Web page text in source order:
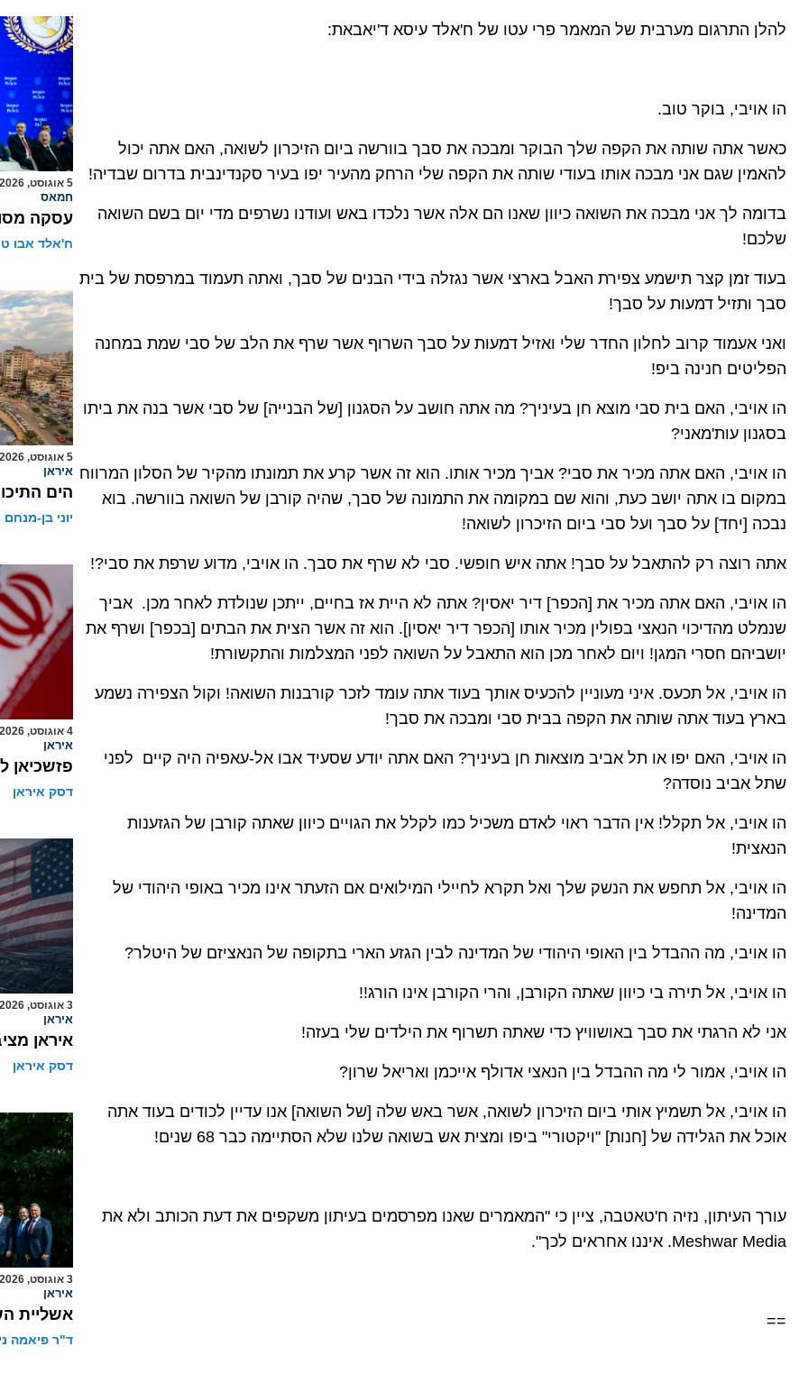
להלן התרגום מערבית של המאמר פרי עטו של ח'אלד עיסא ד'יאבאת:
הו אויבי, בוקר טוב.
כאשר אתה שותה את הקפה שלך הבוקר ומבכה את סבך בוורשה ביום הזיכרון לשואה, האם אתה יכול
להאמין שגם אני מבכה אותו בעודי שותה את הקפה שלי הרחק מהעיר יפו בעיר סקנדינבית בדרום שבדיה!
בדומה לך אני מבכה את השואה כיוון שאנו הם אלה אשר נלכדו באש ועודנו נשרפים מדי יום בשם השואה
שלכם!
בעוד זמן קצר תישמע צפירת האבל בארצי אשר נגזלה בידי הבנים של סבך, ואתה תעמוד במרפסת של בית
סבך ותזיל דמעות על סבך!
ואני אעמוד קרוב לחלון החדר שלי ואזיל דמעות על סבך השרוף אשר שרף את הלב של סבי שמת במחנה
הפליטים חנינה ביפ!
הו אויבי, האם בית סבי מוצא חן בעיניך? מה אתה חושב על הסגנון [של הבנייה] של סבי אשר בנה את ביתו
בסגנון עות'מאני?
הו אויבי, האם אתה מכיר את סבי? אביך מכיר אותו. הוא זה אשר קרע את תמונתו מהקיר של הסלון המרווח
במקום בו אתה יושב כעת, והוא שם במקומה את התמונה של סבך, שהיה קורבן של השואה בוורשה. בוא
נבכה [יחד] על סבך ועל סבי ביום הזיכרון לשואה!
אתה רוצה רק להתאבל על סבך! אתה איש חופשי. סבי לא שרף את סבך. הו אויבי, מדוע שרפת את סבי?!
הו אויבי, האם אתה מכיר את [הכפר] דיר יאסין? אתה לא היית אז בחיים, ייתכן שנולדת לאחר מכן. אביך
שנמלט מהדיכוי הנאצי בפולין מכיר אותו [הכפר דיר יאסין]. הוא זה אשר הצית את הבתים [בכפר] ושרף את
יושביהם חסרי המגן! ויום לאחר מכן הוא התאבל על השואה לפני המצלמות והתקשורת!
הו אויבי, אל תכעס. איני מעוניין להכעיס אותך בעוד אתה עומד לזכר קורבנות השואה! וקול הצפירה נשמע
בארץ בעוד אתה שותה את הקפה בבית סבי ומבכה את סבך!
הו אויבי, האם יפו או תל אביב מוצאות חן בעיניך? האם אתה יודע שסעיד אבו אל-עאפיה היה קיים לפני
שתל אביב נוסדה?
הו אויבי, אל תקלל! אין הדבר ראוי לאדם משכיל כמו לקלל את הגויים כיוון שאתה קורבן של הגזענות
הנאצית!
הו אויבי, אל תחפש את הנשק שלך ואל תקרא לחיילי המילואים אם הזעתר אינו מכיר באופי היהודי של
המדינה!
הו אויבי, מה ההבדל בין האופי היהודי של המדינה לבין הגזע הארי בתקופה של הנאציזם של היטלר?
הו אויבי, אל תירה בי כיוון שאתה הקורבן, והרי הקורבן אינו הורג!!
אני לא הרגתי את סבך באושוויץ כדי שאתה תשרוף את הילדים שלי בעזה!
הו אויבי, אמור לי מה ההבדל בין הנאצי אדולף אייכמן ואריאל שרון?
הו אויבי, אל תשמיץ אותי ביום הזיכרון לשואה, אשר באש שלה [של השואה] אנו עדיין לכודים בעוד אתה
אוכל את הגלידה של [חנות] "ויקטורי" ביפו ומצית אש בשואה שלנו שלא הסתיימה כבר 68 שנים!
עורך העיתון, נזיה ח'טאטבה, ציין כי "המאמרים שאנו מפרסמים בעיתון משקפים את דעת הכותב ולא את
Meshwar Media. איננו אחראים לכך".
==
5 אוגוסט, 2026
חמאס
עסקה
ח'אלד אבו
5 אוגוסט, 2026
איראן
הים
יוני בן-מנחם
4 אוגוסט, 2026
איראן
פזשכיאן
דסק איראן
3 אוגוסט, 2026
איראן
איראן
דסק איראן
3 אוגוסט, 2026
איראן
אשליית
ד"ר פיאמה